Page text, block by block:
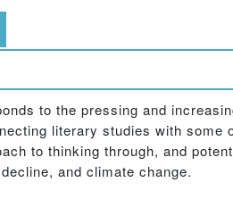
to the pressing and
literary studies with
to thinking through, and
and climate change.